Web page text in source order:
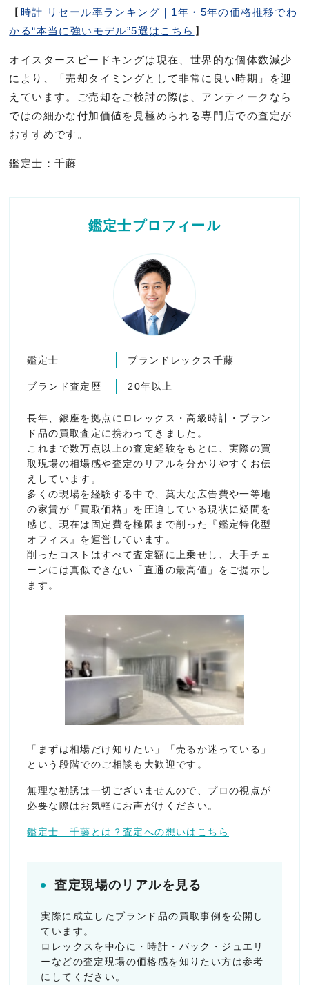
【 時計 リセール率ランキング｜1年・5年の価格推移でわ
かる“本当に強いモデル”5選はこちら 】
オイスタースピードキングは現在、世界的な個体数減少
により、「売却タイミングとして非常に良い時期」を迎
えています。ご売却をご検討の際は、アンティークなら
ではの細かな付加価値を見極められる専門店での査定が
おすすめです。
鑑定士：千藤
鑑定士プロフィール
鑑定士 ブランドレックス千藤
ブランド査定歴 20年以上
長年、銀座を拠点にロレックス・高級時計・ブラン
ド品の買取査定に携わってきました。
これまで数万点以上の査定経験をもとに、実際の買
取現場の相場感や査定のリアルを分かりやすくお伝
えしています。
多くの現場を経験する中で、莫大な広告費や一等地
の家賃が「買取価格」を圧迫している現状に疑問を
感じ、現在は固定費を極限まで削った『鑑定特化型
オフィス』を運営しています。
削ったコストはすべて査定額に上乗せし、大手チェ
ーンには真似できない「直通の最高値」をご提示し
ます。
「まずは相場だけ知りたい」「売るか迷っている」
という段階でのご相談も大歓迎です。
無理な勧誘は一切ございませんので、プロの視点が
必要な際はお気軽にお声がけください。
鑑定士 千藤とは？査定への想いはこちら
査定現場のリアルを見る
実際に成立したブランド品の買取事例を公開し
ています。
ロレックスを中心に・時計・バック・ジュエリ
ーなどの査定現場の価格感を知りたい方は参考
にしてください。